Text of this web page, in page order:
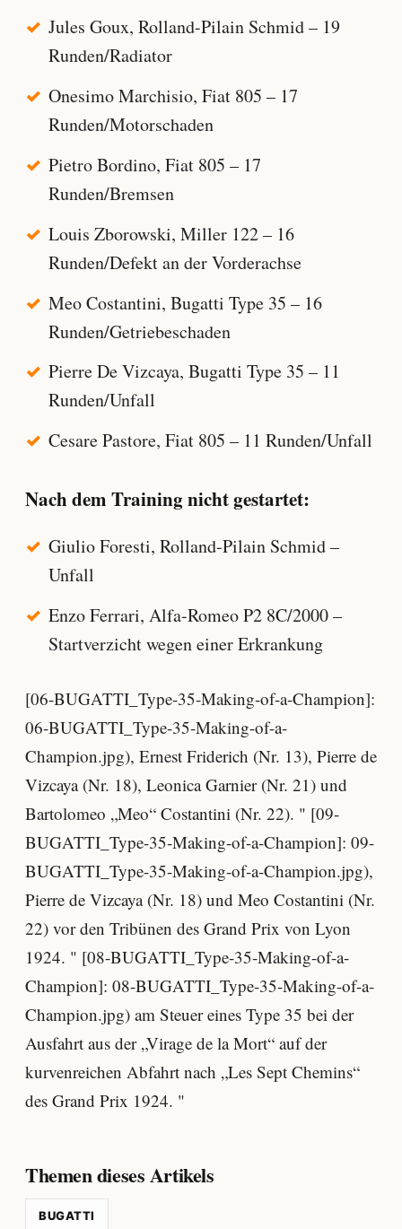
Jules Goux, Rolland-Pilain Schmid – 19
Runden/Radiator
Onesimo Marchisio, Fiat 805 – 17
Runden/Motorschaden
Pietro Bordino, Fiat 805 – 17
Runden/Bremsen
Louis Zborowski, Miller 122 – 16
Runden/Defekt an der Vorderachse
Meo Costantini, Bugatti Type 35 – 16
Runden/Getriebeschaden
Pierre De Vizcaya, Bugatti Type 35 – 11
Runden/Unfall
Cesare Pastore, Fiat 805 – 11 Runden/Unfall
Nach dem Training nicht gestartet:
Giulio Foresti, Rolland-Pilain Schmid –
Unfall
Enzo Ferrari, Alfa-Romeo P2 8C/2000 –
Startverzicht wegen einer Erkrankung
[06-BUGATTI_Type-35-Making-of-a-Champion]:
06-BUGATTI_Type-35-Making-of-a-
Champion.jpg), Ernest Friderich (Nr. 13), Pierre de
Vizcaya (Nr. 18), Leonica Garnier (Nr. 21) und
Bartolomeo „Meo“ Costantini (Nr. 22). " [09-
BUGATTI_Type-35-Making-of-a-Champion]: 09-
BUGATTI_Type-35-Making-of-a-Champion.jpg),
Pierre de Vizcaya (Nr. 18) und Meo Costantini (Nr.
22) vor den Tribünen des Grand Prix von Lyon
1924. " [08-BUGATTI_Type-35-Making-of-a-
Champion]: 08-BUGATTI_Type-35-Making-of-a-
Champion.jpg) am Steuer eines Type 35 bei der
Ausfahrt aus der „Virage de la Mort“ auf der
kurvenreichen Abfahrt nach „Les Sept Chemins“
des Grand Prix 1924. "
Themen dieses Artikels
BUGATTI